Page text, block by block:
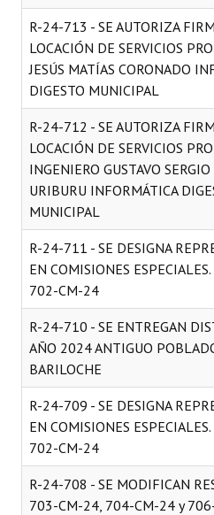
R-24-713 - SE AUTORIZA
LOCACIÓN DE SERVICIOS
JESÚS MATÍAS CORONADO
DIGESTO MUNICIPAL
R-24-712 - SE AUTORIZA
LOCACIÓN DE SERVICIOS
INGENIERO GUSTAVO
URIBURU INFORMÁTICA
MUNICIPAL
R-24-711 - SE DESIGNA
EN COMISIONES
702-CM-24
R-24-710 - SE ENTREGAN
AÑO 2024 ANTIGUO
BARILOCHE
R-24-709 - SE DESIGNA
EN COMISIONES
702-CM-24
R-24-708 - SE MODIFICAN
703-CM-24, 704-CM-24 y